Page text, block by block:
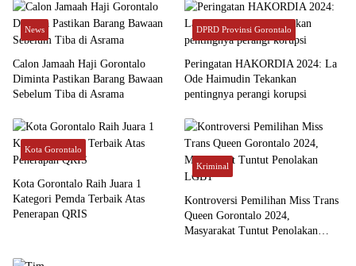
News
Calon Jamaah Haji Gorontalo
Diminta Pastikan Barang Bawaan
Sebelum Tiba di Asrama
DPRD Provinsi Gorontalo
Peringatan HAKORDIA 2024: La
Ode Haimudin Tekankan
pentingnya perangi korupsi
Kota Gorontalo
Kota Gorontalo Raih Juara 1
Kategori Pemda Terbaik Atas
Penerapan QRIS
Kriminal
Kontroversi Pemilihan Miss Trans
Queen Gorontalo 2024,
Masyarakat Tuntut Penolakan